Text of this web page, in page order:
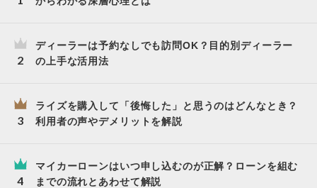
ディーラーは予約なしでも訪問OK？目的別ディーラー
の上手な活用法
ライズを購入して「後悔した」と思うのはどんなとき？
利用者の声やデメリットを解説
マイカーローンはいつ申し込むのが正解？ローンを組む
までの流れとあわせて解説